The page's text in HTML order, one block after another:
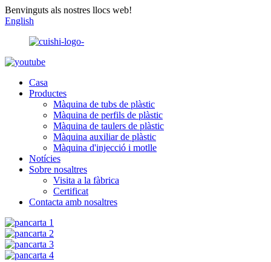
Benvinguts als nostres llocs web!
English
Casa
Productes
Màquina de tubs de plàstic
Màquina de perfils de plàstic
Màquina de taulers de plàstic
Màquina auxiliar de plàstic
Màquina d'injecció i motlle
Notícies
Sobre nosaltres
Visita a la fàbrica
Certificat
Contacta amb nosaltres